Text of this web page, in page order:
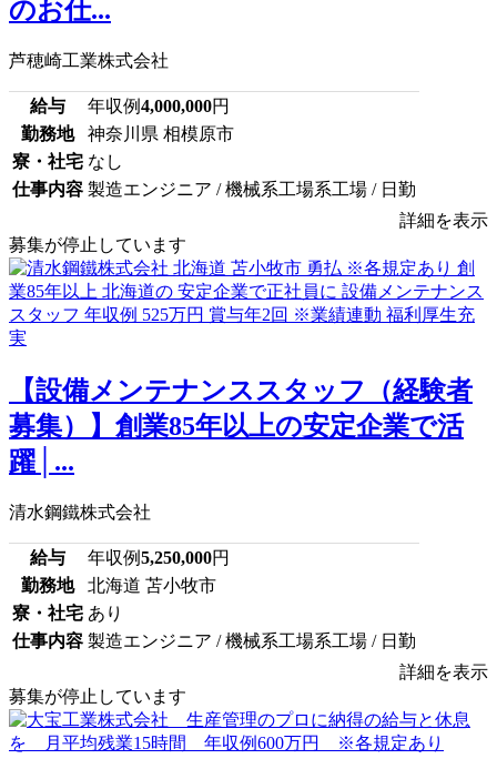
のお仕...
芦穂崎工業株式会社
給与 年収例4,000,000円
勤務地
神奈川県 相模原市
寮・社宅 なし
仕事内容 製造エンジニア / 機械系工場系工場 / 日勤
詳細を表示
募集が停止しています
【設備メンテナンススタッフ（経験者
募集）】創業85年以上の安定企業で活
躍│...
清水鋼鐵株式会社
給与 年収例5,250,000円
勤務地
北海道 苫小牧市
寮・社宅 あり
仕事内容 製造エンジニア / 機械系工場系工場 / 日勤
詳細を表示
募集が停止しています